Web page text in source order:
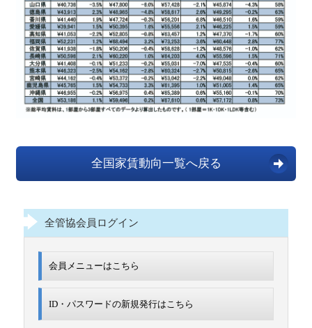
全国家賃動向一覧へ戻る
全管協会員ログイン
会員メニューはこちら
ID・パスワードの新規発行は こちら